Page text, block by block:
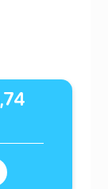
,74